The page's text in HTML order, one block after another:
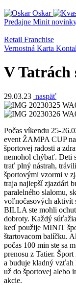
Oskar
Predajne Minit
Retail Franchise
Vernostná Karta
V Tatrách
29.03.23 naspäť
Počas víkendu 25-
event ŽAMPA CUP
športovej radosti a
nemohol chýbať. Deti
trať plný nástrah,
športovými vzormi v
traja najlepší zjazdári
paralelného slalomu,
voľnočasových aktivít
BILLA ste mohli
dobroty. Každý
keď použije MINIT
štartovacom balíčku.
počas 100 min ste sa
prenosu z Tatier.
a buduje kladný vzťah
už do športovej alebo
akcie.